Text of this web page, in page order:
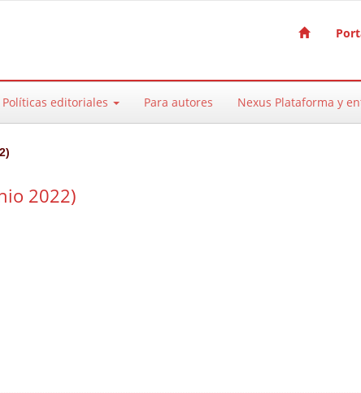
Políticas editoriales Para autores Nexus Plataforma y
2022)